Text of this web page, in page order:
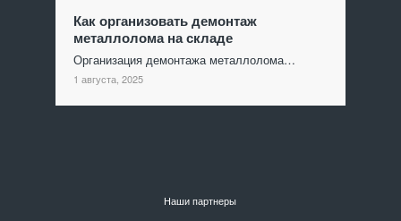
Как организовать демонтаж
металлолома на складе
Организация демонтажа металлолома…
1 августа, 2025
Наши партнеры